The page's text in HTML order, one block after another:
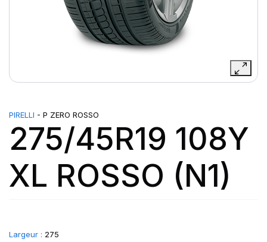
PIRELLI - P ZERO ROSSO
275/45R19 108Y
XL ROSSO (N1)
Largeur : 275